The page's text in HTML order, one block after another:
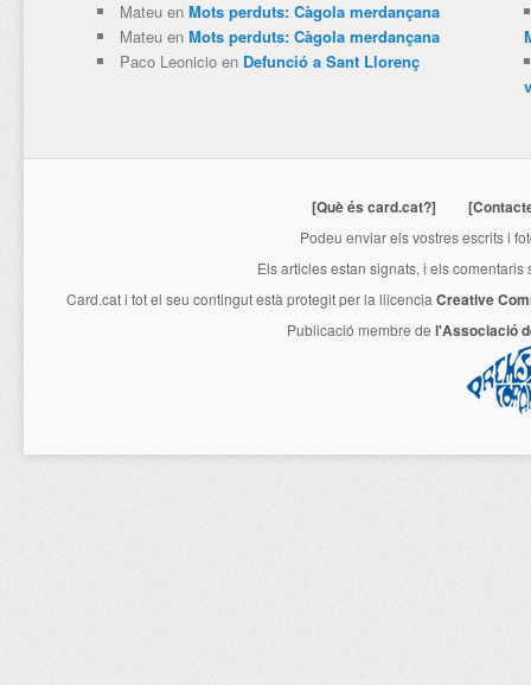
Mateuen Mots perduts: Càgola merdançana
Mateuen Mots perduts: Càgola merdançana
Paco Leonicioen Defunció a Sant Llorenç
[Què és card.cat?]
Podeu enviar els vostres escrits i
Els articles estan signats, i els
Card.cati tot el seu contingut està protegit per la llicencia Creative
Publicació membre de l'Associació